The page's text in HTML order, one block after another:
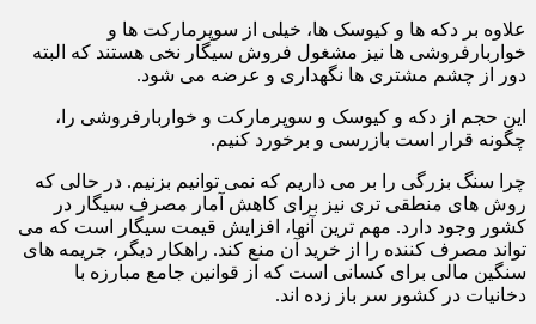
علاوه بر دکه ها و کیوسک ها، خیلی از سوپرمارکت ها و
خواربارفروشی ها نیز مشغول فروش سیگار نخی هستند که البته
دور از چشم مشتری ها نگهداری و عرضه می شود.
این حجم از دکه و کیوسک و سوپرمارکت و خواربارفروشی را،
چگونه قرار است بازرسی و برخورد کنیم.
چرا سنگ بزرگی را بر می داریم که نمی توانیم بزنیم. در حالی که
روش های منطقی تری نیز برای کاهش آمار مصرف سیگار در
کشور وجود دارد. مهم ترین آنها، افزایش قیمت سیگار است که می
تواند مصرف کننده را از خرید آن منع کند. راهکار دیگر، جریمه های
سنگین مالی برای کسانی است که از قوانین جامع مبارزه با
دخانیات در کشور سر باز زده اند.